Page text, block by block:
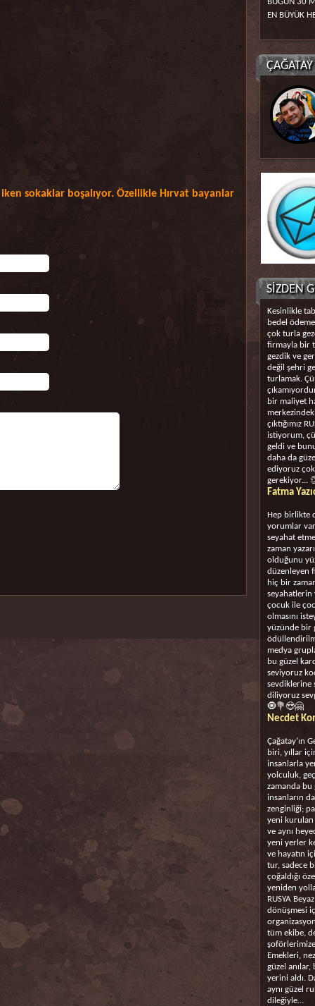
sokaklar boşalıyor. Özellikle Hırvat bayanlar
EN BÜYÜK
SİZDEN
Kesinlikle
bedel
çok turla
firmayla bir
gezdik ve
değil şehri
turlamak.
bir maliyet
çıktığımız
istiyorum,
geldi ve
daha da
ediyoruz
gerekiyor...
Fatma
Hep birlikte
yorumlar
seyahat
zaman
olduğunu
düzenleyen
hiç bir
seyahatlerin
çocuk ile
olmasını
yüzünde bir
medya
bu güzel
seviyoruz
sevdiklerine
diliyoruz
🧿💐😍🤗
Necdet
Çağatay’ın
biri, yıllar
insanlarla
yolculuk,
zamanda bu
insanların
zenginliği;
yeni kurulan
ve aynı
yeni yerler
ve hayatın
tur, sadece
çoğaldığı
yeniden
RUSYA
dönüşmesi
tüm ekibe,
Emekleri,
güzel anılar,
yerini aldı.
aynı güzel
dileğiyle…